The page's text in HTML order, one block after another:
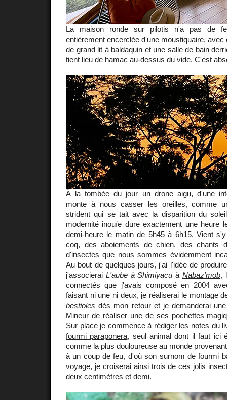
La maison ronde sur pilotis n'a pas de
entièrement encerclée d'une moustiquaire,
de grand lit à baldaquin et une salle de bain
tient lieu de hamac au-dessus du vide. C'est
À la tombée du jour un drone aigu, d'une
monte à nous casser les oreilles, comme
strident qui se tait avec la disparition du
modernité inouïe dure exactement une heure
demi-heure le matin de 5h45 à 6h15. Vient
coq, des aboiements de chien, des chants
d'insectes que nous sommes évidemment
Au bout de quelques jours, j'ai l'idée de
j'associerai L'aube à Shimiyacu à Nabaz'mob,
connectés que j'avais composé en 2004
faisant ni une ni deux, je réaliserai le montage
bestioles dès mon retour et je demanderai
Mineur de réaliser une de ses pochettes
Sur place je commence à rédiger les notes du
fourmi paraponera, seul animal dont il faut ici
comme la plus douloureuse au monde
à un coup de feu, d'où son surnom de fourmi
voyage, je croiserai ainsi trois de ces jolis
deux centimètres et demi.